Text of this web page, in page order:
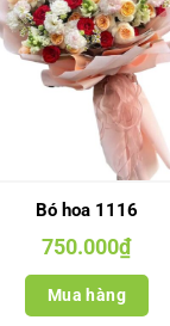
Bó hoa 1116
750.000₫
Mua hàng